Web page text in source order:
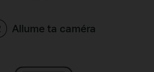
Allume ta caméra